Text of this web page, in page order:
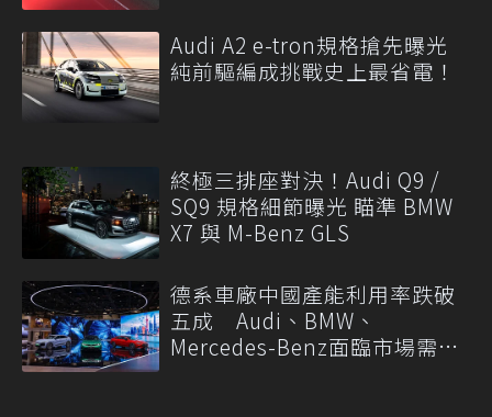
Audi A2 e-tron規格搶先曝光
純前驅編成挑戰史上最省電！
終極三排座對決！Audi Q9 /
SQ9 規格細節曝光 瞄準 BMW
X7 與 M-Benz GLS
德系車廠中國產能利用率跌破
五成 Audi、BMW、
Mercedes-Benz面臨市場需求